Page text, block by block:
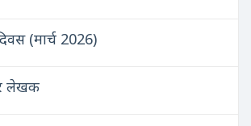
(मार्च 2026)
लेखक